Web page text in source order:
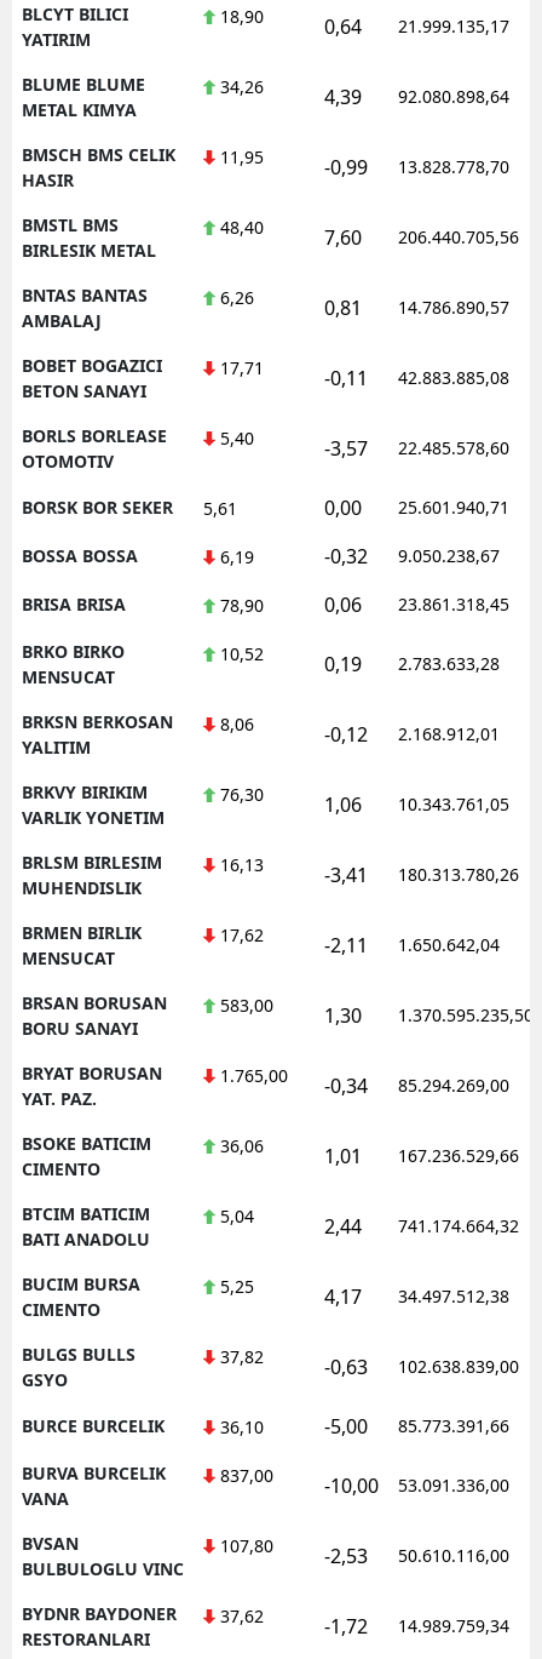
BLCYT BILICI
YATIRIM
18,90 0,64 21.999.135,17
BLUME BLUME
METAL KIMYA
34,26 4,39 92.080.898,64
BMSCH BMS CELIK
HASIR
11,95 -0,99 13.828.778,70
BMSTL BMS
BIRLESIK METAL
48,40 7,60 206.440.705,56
BNTAS BANTAS
AMBALAJ
6,26 0,81 14.786.890,57
BOBET BOGAZICI
BETON SANAYI
17,71 -0,11 42.883.885,08
BORLS BORLEASE
OTOMOTIV
5,40 -3,57 22.485.578,60
BORSK BOR SEKER 5,61 0,00 25.601.940,71
BOSSA BOSSA 6,19 -0,32 9.050.238,67
BRISA BRISA 78,90 0,06 23.861.318,45
BRKO BIRKO
MENSUCAT
10,52 0,19 2.783.633,28
BRKSN BERKOSAN
YALITIM
8,06 -0,12 2.168.912,01
BRKVY BIRIKIM
VARLIK YONETIM
76,30 1,06 10.343.761,05
BRLSM BIRLESIM
MUHENDISLIK
16,13 -3,41 180.313.780,26
BRMEN BIRLIK
MENSUCAT
17,62 -2,11 1.650.642,04
BRSAN BORUSAN
BORU SANAYI
583,00 1,30 1.370.595.235,50
BRYAT BORUSAN
YAT. PAZ.
1.765,00 -0,34 85.294.269,00
BSOKE BATICIM
CIMENTO
36,06 1,01 167.236.529,66
BTCIM BATICIM
BATI ANADOLU
5,04 2,44 741.174.664,32
BUCIM BURSA
CIMENTO
5,25 4,17 34.497.512,38
BULGS BULLS
GSYO
37,82 -0,63 102.638.839,00
BURCE BURCELIK 36,10 -5,00 85.773.391,66
BURVA BURCELIK
VANA
837,00 -10,00 53.091.336,00
BVSAN
BULBULOGLU VINC
107,80 -2,53 50.610.116,00
BYDNR BAYDONER
RESTORANLARI
37,62 -1,72 14.989.759,34